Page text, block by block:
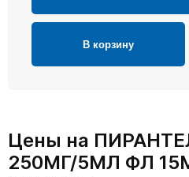
В корзину
Цены на
250МГ/5МЛ ФЛ